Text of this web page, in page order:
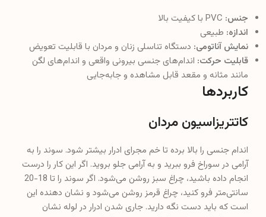
جنس:
اندازه: طبیعی
نمایش آناتومی: دستگاه تناسلی زنان و مردان با قابلیت تعویض
قابلیت حرکت: اندام‌های جنسی بیرونی واقعی و اندام‌های لگن
مانند مثانه و مقعد قابل مشاهده و جابه‌جایی
کاربردها
کاتتریزاسیون مردان
اندام جنسی را بالا برده تا خم مجرای ادرار بیشتر شود. سوند را به
آرامی در سوراخ فرو ببرید و به آرامی جلو بروید. اگر این کار را درست
انجام داده باشید، چراغ سبز روشن می‌شود. اگر سوند را تا 18-20
سانتی‌متر فرو کنید، چراغ قرمز روشن می‌شود و نشان دهنده این
است که باید دست نگه دارید. جاری شدن ادرار در لوله نشان